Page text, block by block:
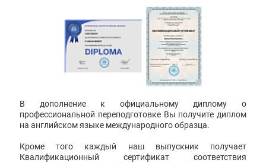
В дополнение к официальному диплому о
профессиональной переподготовке Вы получите диплом
на английском языке международного образца.
Кроме того каждый наш выпускник получает
Квалификационный сертификат соответствия